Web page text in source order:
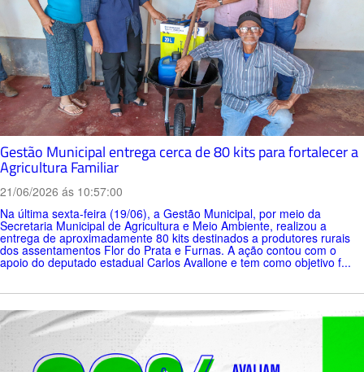
Gestão Municipal entrega cerca de 80 kits para fortalecer a
Agricultura Familiar
21/06/2026 ás 10:57:00
Na última sexta-feira (19/06), a Gestão Municipal, por meio da
Secretaria Municipal de Agricultura e Meio Ambiente, realizou a
entrega de aproximadamente 80 kits destinados a produtores rurais
dos assentamentos Flor do Prata e Furnas. A ação contou com o
apoio do deputado estadual Carlos Avallone e tem como objetivo f...